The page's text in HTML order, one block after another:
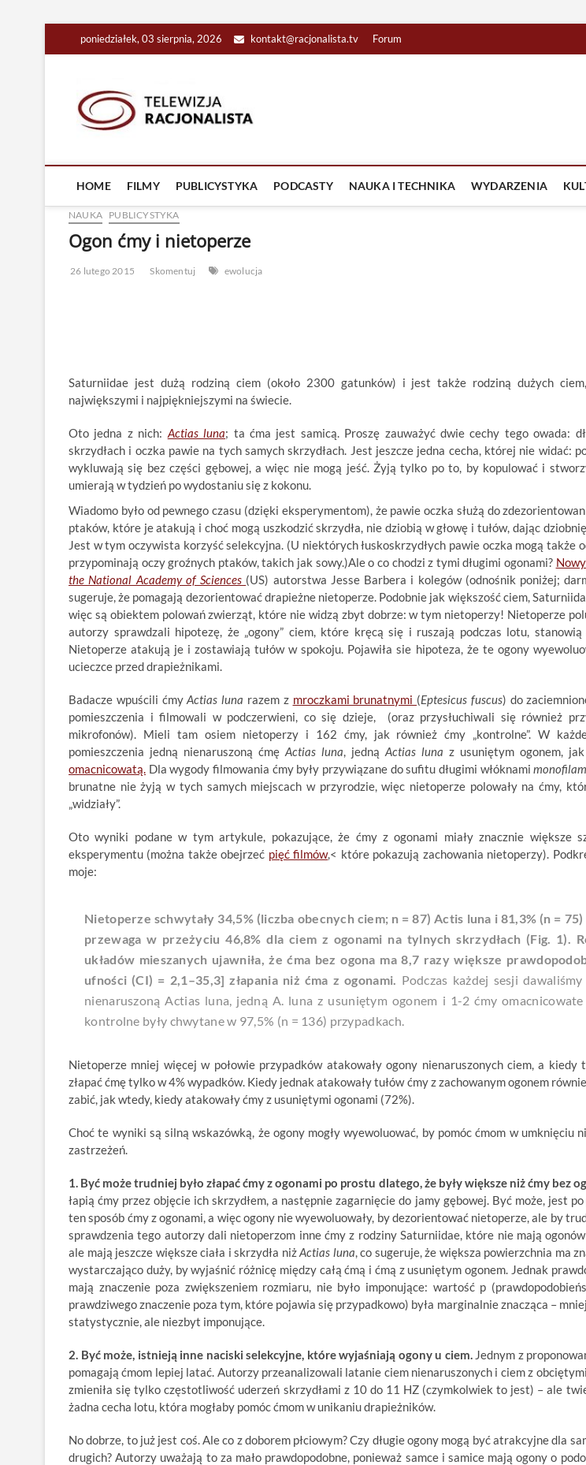
poniedziałek, 03 sierpnia, 2026 kontakt@racjonalista.tv Forum
HOME FILMY PUBLICYSTYKA PODCASTY NAUKA I TECHNIKA WYDARZENIA
NAUKA PUBLICYSTYKA
Ogon ćmy i nietoperze
26 lutego 2015 Skomentuj ewolucja
Saturniidae jest dużą rodziną ciem (około 2300 gatunków) i jest także rodziną dużych
największymi i najpiękniejszymi na świecie.
Oto jedna z nich: Actias luna; ta ćma jest samicą. Proszę zauważyć dwie cechy tego owada:
skrzydłach i oczka pawie na tych samych skrzydłach. Jest jeszcze jedna cecha, której nie widać:
wykluwają się bez części gębowej, a więc nie mogą jeść. Żyją tylko po to, by kopulować i
umierają w tydzień po wydostaniu się z kokonu.
Wiadomo było od pewnego czasu (dzięki eksperymentom), że pawie oczka służą do
ptaków, które je atakują i choć mogą uszkodzić skrzydła, nie dziobią w głowę i tułów, dając
Jest w tym oczywista korzyść selekcyjna. (U niektórych łuskoskrzydłych pawie oczka mogą także
przypominają oczy groźnych ptaków, takich jak sowy.)Ale o co chodzi z tymi długimi ogonami?
the National Academy of Sciences (US) autorstwa Jesse Barbera i kolegów (odnośnik poniżej;
sugeruje, że pomagają dezorientować drapieżne nietoperze. Podobnie jak większość ciem,
więc są obiektem polowań zwierząt, które nie widzą zbyt dobrze: w tym nietoperzy! Nietoperze
autorzy sprawdzali hipotezę, że „ogony” ciem, które kręcą się i ruszają podczas lotu,
Nietoperze atakują je i zostawiają tułów w spokoju. Pojawiła sie hipoteza, że te ogony
ucieczce przed drapieżnikami.
Badacze wpuścili ćmyActias luna razem z mroczkami brunatnymi (Eptesicus fuscus) do
pomieszczenia i filmowali w podczerwieni, co się dzieje, (oraz przysłuchiwali się również
mikrofonów). Mieli tam osiem nietoperzy i 162 ćmy, jak również ćmy „kontrolne”. W
pomieszczenia jedną nienaruszoną ćmę Actias luna, jedną Actias luna z usuniętym ogonem,
omacnicowatą. Dla wygody filmowania ćmy były przywiązane do sufitu długimi włóknami
brunatne nie żyją w tych samych miejscach w przyrodzie, więc nietoperze polowały na ćmy,
„widziały”.
Oto wyniki podane w tym artykule, pokazujące, że ćmy z ogonami miały znacznie większe
eksperymentu (można także obejrzeć pięć filmów,< które pokazują zachowania nietoperzy).
moje:
Nietoperze schwytały 34,5% (liczba obecnych ciem; n = 87)Actis luna i 81,3% (n =
przewaga w przeżyciu 46,8% dla ciem z ogonami na tylnych skrzydłach (Fig. 1).
układów mieszanych ujawniła, że ćma bez ogona ma 8,7 razy większe
ufności (CI) = 2,1–35,3] złapania niż ćma z ogonami. Podczas każdej sesji
nienaruszonąActias luna, jedną A. luna z usuniętym ogonem i 1-2 ćmy
kontrolne były chwytane w 97,5% (n = 136) przypadkach.
Nietoperze mniej więcej w połowie przypadków atakowały ogony nienaruszonych ciem, a kiedy
złapać ćmę tylko w 4% wypadków. Kiedy jednak atakowały tułów ćmy z zachowanym ogonem
zabić, jak wtedy, kiedy atakowały ćmy z usuniętymi ogonami (72%).
Choć te wyniki są silną wskazówką, że ogony mogły wyewoluować, by pomóc ćmom w umknięciu
zastrzeżeń.
1. Być może trudniej było złapać ćmy z ogonami po prostu dlatego, że były większe niż ćmy bez
łapią ćmy przez objęcie ich skrzydłem, a następnie zagarnięcie do jamy gębowej. Być może, jest
ten sposób ćmy z ogonami, a więc ogony nie wyewoluowały, by dezorientować nietoperze, ale by
sprawdzenia tego autorzy dali nietoperzom inne ćmy z rodziny Saturniidae, które nie mają
ale mają jeszcze większe ciała i skrzydła niżActias luna, co sugeruje, że większa powierzchnia ma
wystarczająco duży, by wyjaśnić różnicę między całą ćmą i ćmą z usuniętym ogonem. Jednak
mają znaczenie poza zwiększeniem rozmiaru, nie było imponujące: wartość p
prawdziwego znaczenie poza tym, które pojawia się przypadkowo) była marginalnie znacząca –
statystycznie, ale niezbyt imponujące.
2. Być może, istnieją inne naciski selekcyjne, które wyjaśniają ogony u ciem. Jednym z
pomagają ćmom lepiej latać. Autorzy przeanalizowali latanie ciem nienaruszonych i ciem z
zmieniła się tylko częstotliwość uderzeń skrzydłami z 10 do 11 HZ (czymkolwiek to jest) – ale
żadna cecha lotu, która mogłaby pomóc ćmom w unikaniu drapieżników.
No dobrze, to już jest coś. Ale co z doborem płciowym? Czy długie ogony mogą być atrakcyjne dla
drugich? Autorzy uważają to za mało prawdopodobne, ponieważ samce i samice mają ogony o